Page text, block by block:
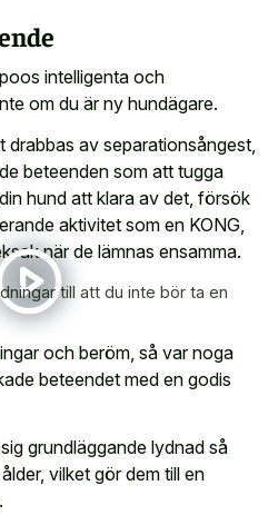
intelligenta och
om du är ny hundägare.
av separationsångest,
beteenden som att tugga
hund att klara av det, försök
aktivitet som en KONG,
när de lämnas ensamma.
till att du inte bör ta en
och beröm, så var noga
beteendet med en godis
grundläggande lydnad så
vilket gör dem till en